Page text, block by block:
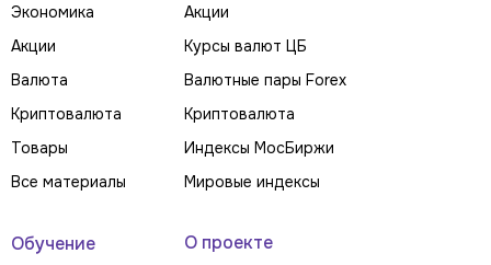
Экономика
Акции
Валюта
Криптовалюта
Товары
Все материалы
Акции
Курсы валют ЦБ
Валютные пары Forex
Криптовалюта
Индексы МосБиржи
Мировые индексы
Обучение О проекте